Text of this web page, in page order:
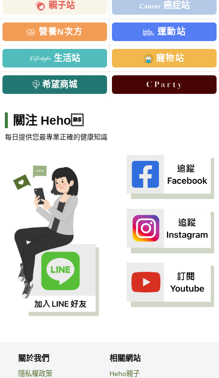
親子站 癌症站
營養N次方 運動站
生活站 寵物站
希望商城
關注 Heho
每日提供您最專業正確的健康知識
關於我們
隱私權政策
相關網站
Heho親子